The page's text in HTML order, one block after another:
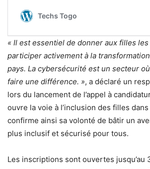
« Il est essentiel de donner aux filles
participer activement à la
pays. La cybersécurité est un secteur
faire une différence. », a déclaré un
lors du lancement de l’appel à
ouvre la voie à l’inclusion des filles
confirme ainsi sa volonté de bâtir un
plus inclusif et sécurisé pour tous.
Les inscriptions sont ouvertes jusqu’au